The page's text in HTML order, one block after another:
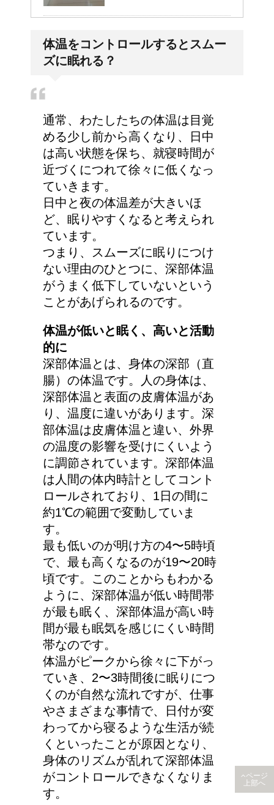
走行で車のライトは上向
高齢者の子宮からの出血
について
ス式の食事マナー
猫の長毛は雑種でも可愛
いの？！
2か所の場合はどうなる
の？
人が死ぬ前に感じる予感
や予兆の3パターン
車に子供を3人乗せる場
ゴン？
体温をコントロールするとスムー
ズに眠れる？
通常、わたしたちの体温は目覚
める少し前から高くなり、日中
は高い状態を保ち、就寝時間が
近づくにつれて徐々に低くなっ
ていきます。
日中と夜の体温差が大きいほ
ど、眠りやすくなると考えられ
ています。
つまり、スムーズに眠りにつけ
ない理由のひとつに、深部体温
がうまく低下していないという
ことがあげられるのです。
体温が低いと眠く、高いと活動
的に
深部体温とは、身体の深部（直
腸）の体温です。人の身体は、
深部体温と表面の皮膚体温があ
り、温度に違いがあります。深
部体温は皮膚体温と違い、外界
の温度の影響を受けにくいよう
に調節されています。深部体温
は人間の体内時計としてコント
ロールされており、1日の間に
約1℃の範囲で変動していま
す。
最も低いのが明け方の4〜5時頃
で、最も高くなるのが19〜20時
頃です。このことからもわかる
ように、深部体温が低い時間帯
が最も眠く、深部体温が高い時
間が最も眠気を感じにくい時間
帯なのです。
体温がピークから徐々に下がっ
ていき、2〜3時間後に眠りにつ
くのが自然な流れですが、仕事
やさまざまな事情で、日付が変
わってから寝るような生活が続
くといったことが原因となり、
身体のリズムが乱れて深部体温
がコントロールできなくなりま
す。
ページ
上部へ